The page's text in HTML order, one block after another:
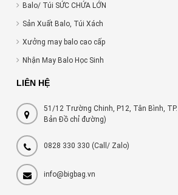
Balo/ Túi SỨC CHỨA LỚN
Sản Xuất Balo, Túi Xách
Xưởng may balo cao cấp
Nhận May Balo Học Sinh
LIÊN HỆ
51/12 Trường Chinh, P12, Tân Bình, TP.
Bản Đồ chỉ đường)
0828 330 330 (Call/ Zalo)
info@bigbag.vn